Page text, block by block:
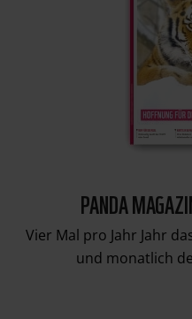
PANDA
Vier Mal pro Jahr Jahr
und monatlich